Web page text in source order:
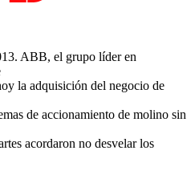
ABB, el grupo líder en
la adquisición del negocio de
de accionamiento de molino sin
acordaron no desvelar los